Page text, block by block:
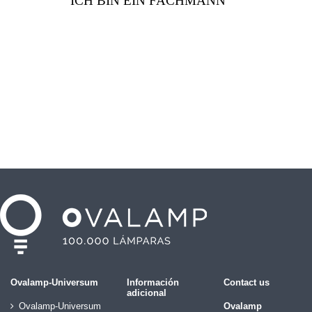
Ovalamp-Universum
Ovalamp-Universum
Información
adicional
Contact us
Ovalamp